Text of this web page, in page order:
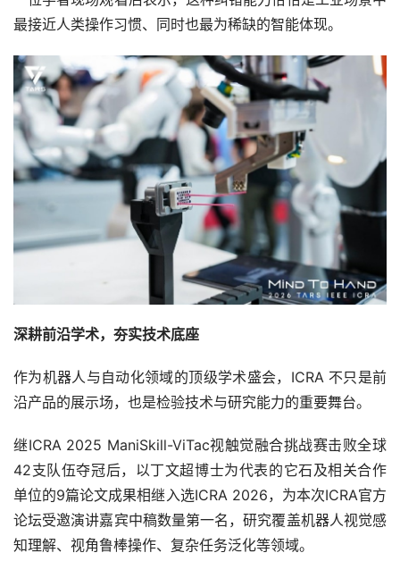
最接近人类操作习惯、同时也最为稀缺的智能体现。
深耕前沿学术，夯实技术底座
作为机器人与自动化领域的顶级学术盛会，ICRA 不只是前
沿产品的展示场，也是检验技术与研究能力的重要舞台。
继ICRA 2025 ManiSkill-ViTac视触觉融合挑战赛击败全球
42支队伍夺冠后，以丁文超博士为代表的它石及相关合作
单位的9篇论文成果相继入选ICRA 2026，为本次ICRA官方
论坛受邀演讲嘉宾中稿数量第一名，研究覆盖机器人视觉感
知理解、视角鲁棒操作、复杂任务泛化等领域。